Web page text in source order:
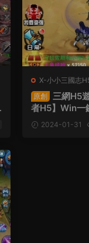
X-小小三國志
務端 ·頁遊服務
原創
三網H5
者H5】Win一
權後台+架設
2024-01-31